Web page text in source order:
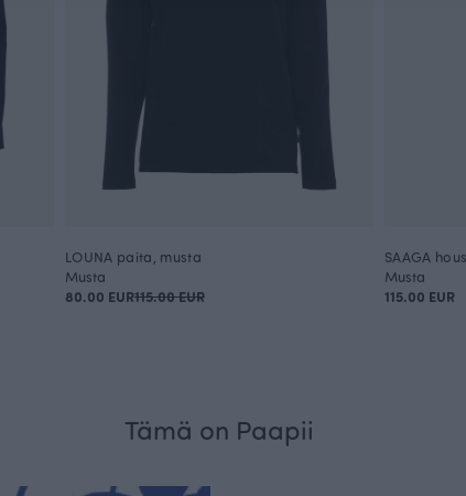
LOUNA paita, musta
Musta
80.00 EUR115.00 EUR
SAAGA
Musta
115.00 EUR
Tämä on Paapii